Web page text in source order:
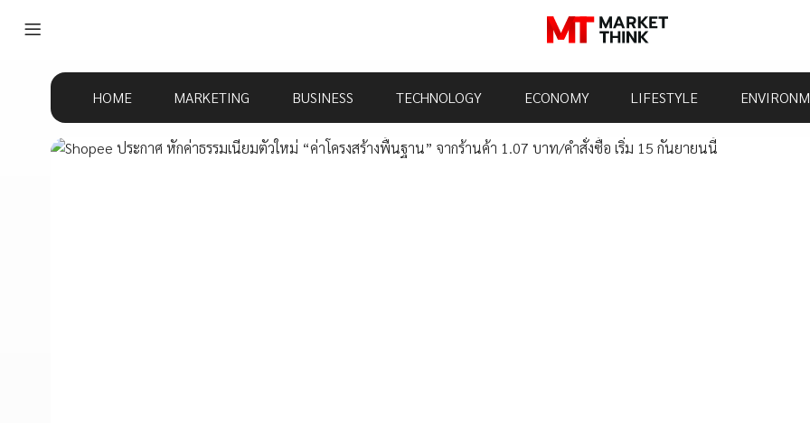
HOME MARKETING BUSINESS TECHNOLOGY ECONOMY LIFESTYLE